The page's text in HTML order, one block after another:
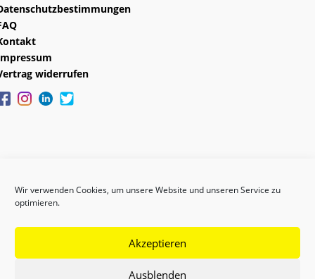
Wir verwenden Cookies, um unsere Website und unseren Service zu
optimieren.
Akzeptieren
Ausblenden
widerrufen
Copyright © 2024 GEFAS